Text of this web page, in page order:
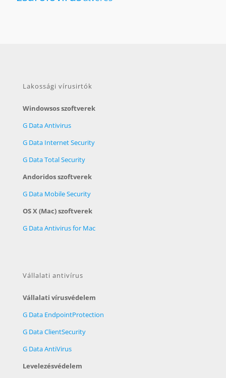
Lakossági vírusirtók
Windowsos szoftverek
G Data Antivirus
G Data Internet Security
G Data Total Security
Andoridos szoftverek
G Data Mobile Security
OS X (Mac) szoftverek
G Data Antivirus for Mac
Vállalati antivírus
Vállalati vírusvédelem
G Data EndpointProtection
G Data ClientSecurity
G Data AntiVirus
Levelezésvédelem